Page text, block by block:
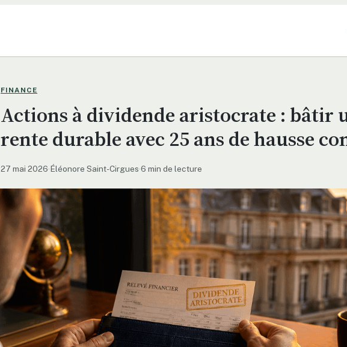
FINANCE
Actions à dividende aristocrate : bâtir
rente durable avec 25 ans de hausse
27 mai 2026·Éléonore Saint-Cirgues·6 min de lecture